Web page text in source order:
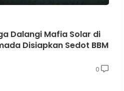
Dalangi Mafia Solar di
Disiapkan Sedot BBM
0